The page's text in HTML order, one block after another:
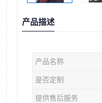
产品描述
产品名称
是否定制
提供售后服务